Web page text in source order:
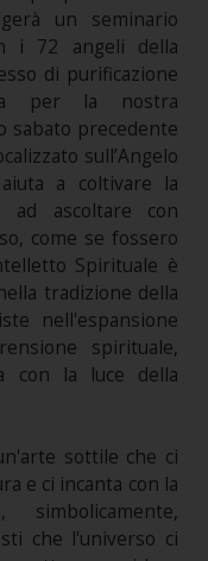
un seminario
i 72 angeli della
di purificazione
per la nostra
sabato precedente
sull’Angelo
a coltivare la
ad ascoltare con
come se fossero
Spirituale è
tradizione della
nell'espansione
spirituale,
con la luce della
sottile che ci
e ci incanta con la
che l'universo ci